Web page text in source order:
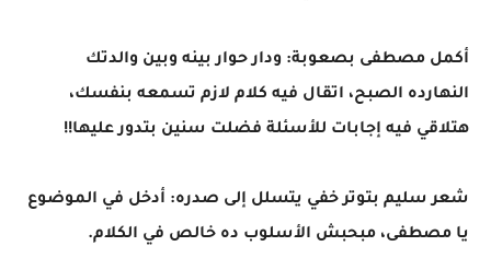
أكمل مصطفى بصعوبة: ودار حوار بينه وبين والدتك
النهارده الصبح، اتقال فيه كلام لازم تسمعه بنفسك،
هتلاقي فيه إجابات للأسئلة فضلت سنين بتدور عليها!!
شعر سليم بتوتر خفي يتسلل إلى صدره: أدخل في الموضوع
يا مصطفى، مبحبش الأسلوب ده خالص في الكلام.